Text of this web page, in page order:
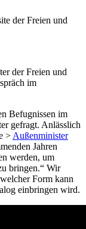
der Freien und
der Freien und
im
Befugnissen im
gefragt. Anlässlich
>Außenminister
Jahren
werden, um
bringen.“ Wir
Form kann
einbringen wird.